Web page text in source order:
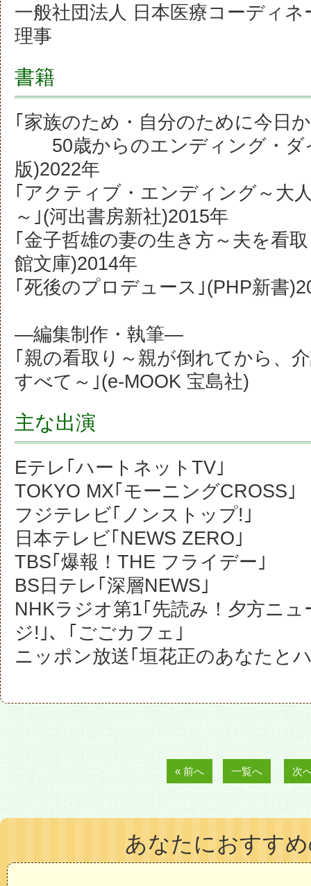
一般社団法人 日本医療コーディ
理事
書籍
｢家族のため・自分のために今日
50歳からのエンディング・ダ
版)2022年
｢アクティブ・エンディング～大
～｣(河出書房新社)2015年
｢金子哲雄の妻の生き方～夫を看
館文庫)2014年
｢死後のプロデュース｣(PHP新書
―編集制作・執筆―
｢親の看取り～親が倒れてから、
すべて～｣(e-MOOK 宝島社)
主な出演
Eテレ｢ハートネットTV｣
TOKYO MX｢モーニングCROSS｣
フジテレビ｢ノンストップ!｣
日本テレビ｢NEWS ZERO｣
TBS｢爆報！THE フライデー｣
BS日テレ｢深層NEWS｣
NHKラジオ第1｢先読み！夕方ニュ
ジ!｣、｢ごごカフェ｣
ニッポン放送｢垣花正のあなたと
« 前へ 一覧へ 次
あなたにおすす